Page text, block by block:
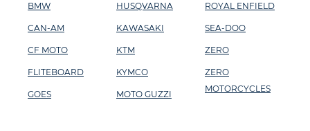
BMW
CAN-AM
CF MOTO
FLITEBOARD
GOES
HUSQVARNA
KAWASAKI
KTM
KYMCO
MOTO GUZZI
ROYAL ENFIELD
SEA-DOO
ZERO
ZERO
MOTORCYCLES